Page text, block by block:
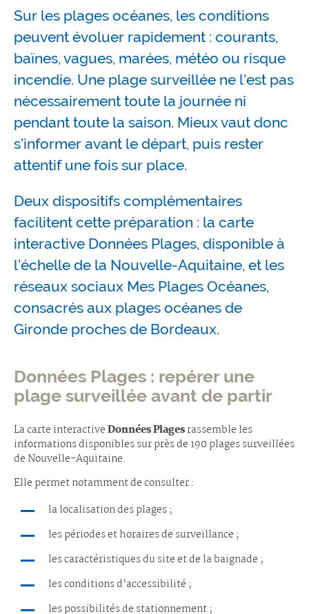
Sur les plages océanes, les conditions
peuvent évoluer rapidement : courants,
baïnes, vagues, marées, météo ou risque
incendie. Une plage surveillée ne l’est pas
nécessairement toute la journée ni
pendant toute la saison. Mieux vaut donc
s’informer avant le départ, puis rester
attentif une fois sur place.
Deux dispositifs complémentaires
facilitent cette préparation : la carte
interactive Données Plages, disponible à
l’échelle de la Nouvelle-Aquitaine, et les
réseaux sociaux Mes Plages Océanes,
consacrés aux plages océanes de
Gironde proches de Bordeaux.
Données Plages : repérer une
plage surveillée avant de partir
La carte interactiveDonnées Plagesrassemble les
informations disponibles sur près de 190 plages surveillées
de Nouvelle-Aquitaine.
Elle permet notamment de consulter :
la localisation des plages ;
les périodes et horaires de surveillance ;
les caractéristiques du site et de la baignade ;
les conditions d’accessibilité ;
les possibilités de stationnement ;